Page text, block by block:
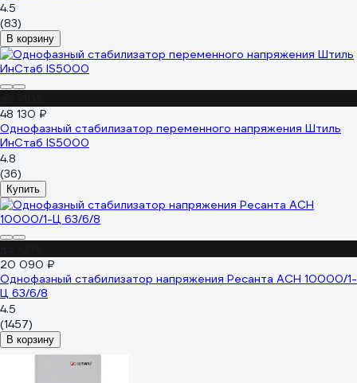
4.5
(83)
В корзину
48 130 ₽
Однофазный стабилизатор переменного напряжения Штиль
ИнСтаб IS5000
4.8
(36)
Купить
20 090 ₽
Однофазный стабилизатор напряжения Ресанта АСН 10000/1-
Ц 63/6/8
4.5
(1457)
В корзину